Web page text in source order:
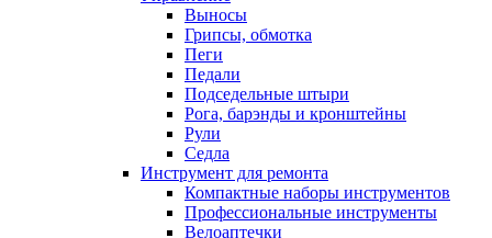
Выносы
Грипсы, обмотка
Пеги
Педали
Подседельные штыри
Рога, барэнды и кронштейны
Рули
Седла
Инструмент для ремонта
Компактные наборы инструментов
Профессиональные инструменты
Велоаптечки